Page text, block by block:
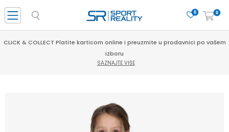
0
0
CLICK & COLLECT Platite karticom online i preuzmite u prodavnici po vašem
izboru
SAZNAJTE VIŠE